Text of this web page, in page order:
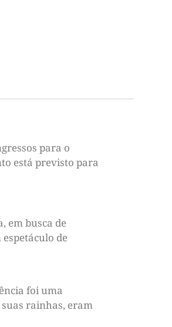
para o
está previsto para
em busca de
de
foi uma
rainhas, eram